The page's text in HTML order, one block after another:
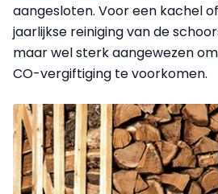
aangesloten. Voor een kachel
jaarlijkse reiniging van de
maar wel sterk aangewezen
CO-vergiftiging te voorkomen.